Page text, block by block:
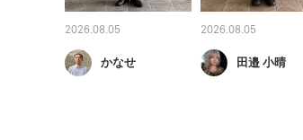
2026.08.05
かなせ
2026.08.05
田邉 小晴